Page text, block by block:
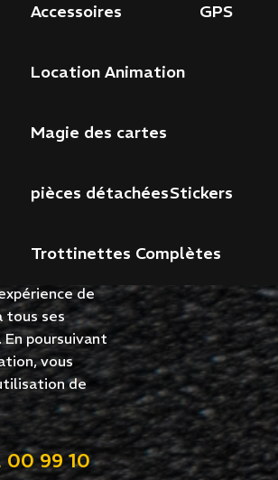
Accessoires GPS
Location Animation
Magie des cartes
pièces détachéesStickers
Trottinettes Complètes
vraie
de
ou
à notre newsletter
Le Cri du
cookies sur ce
de
tous ses
poursuivant
vous
de
99 10